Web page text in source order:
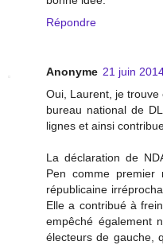
Répondre
Anonyme 21 juin
Oui, Laurent, je
bureau national de
lignes et ainsi
La déclaration de
Pen comme
républicaine
Elle a contribué à
empêché également
électeurs de gauche,